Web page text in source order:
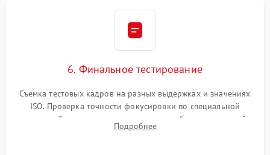
6. Финальное тестирование
Съемка тестовых кадров на разных выдержках и значениях
ISO. Проверка точности фокусировки по специальной
мишени. Тест записи на карту памяти, работы встроенной
вспышки, микрофона и всех кнопок управления.
Подробнее